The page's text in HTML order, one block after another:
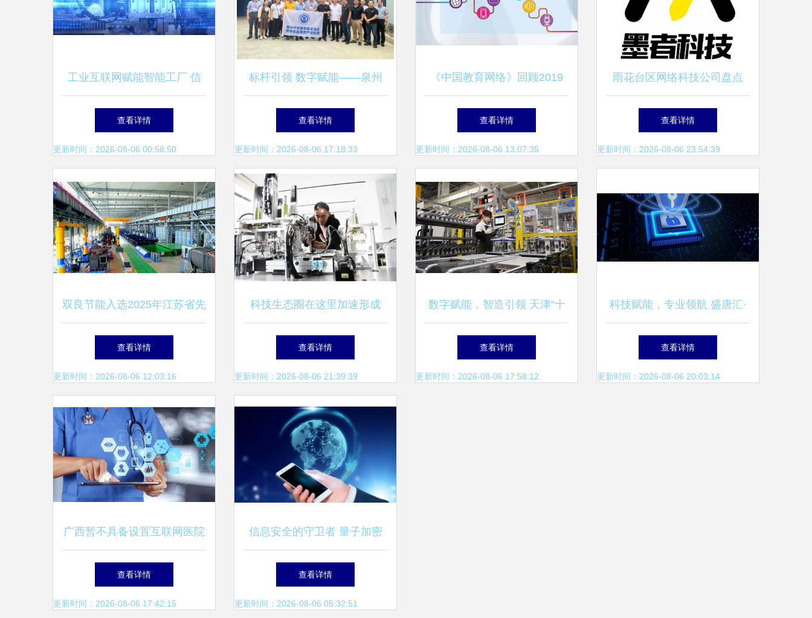
工业互联网赋能智能工厂 信
息技术服务的新引擎
查看详情
更新时间：2026-08-06 00:58:50
标杆引领 数字赋能——泉州
装备协会赴厦门开展数字化转
型标杆商学活动
查看详情
更新时间：2026-08-06 17:18:33
《中国教育网络》回顾2019
互联网信息技术服务的十六个
篇章
查看详情
更新时间：2026-08-06 13:07:35
雨花台区网络科技公司盘点
聚焦大数据与信息技术服务
查看详情
更新时间：2026-08-06 23:54:39
双良节能入选2025年江苏省先
进智能工厂名单 互联网信息
技术服务驱动的智造新标杆
查看详情
更新时间：2026-08-06 12:03:16
科技生态圈在这里加速形成
威海市科技局引领互联网信息
技术服务创新发展
查看详情
更新时间：2026-08-06 21:39:39
数字赋能，智造引领 天津“十
四五”期间制造业立市与信息
技术服务融合发展之路
查看详情
更新时间：2026-08-06 17:58:12
科技赋能，专业领航 盛唐汇·
大唐财富打造一站式财富管理
新体验
查看详情
更新时间：2026-08-06 20:03:14
广西暂不具备设置互联网医院
基本条件，已设置者需撤销下
线
查看详情
更新时间：2026-08-06 17:42:15
信息安全的守卫者 量子加密
技术与互联网信息技术服务的
新纪元
查看详情
更新时间：2026-08-06 05:32:51